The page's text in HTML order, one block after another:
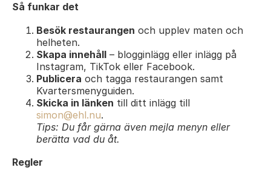
Så funkar det
Besök restaurangen och upplev maten och
helheten.
Skapa innehåll – blogginlägg eller inlägg på
Instagram, TikTok eller Facebook.
Publicera och tagga restaurangen samt
Kvartersmenyguiden.
Skicka in länken till ditt inlägg till
simon@ehl.nu.
Tips: Du får gärna även mejla menyn eller
berätta vad du åt.
Regler